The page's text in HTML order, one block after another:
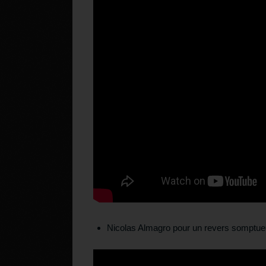
Nicolas Almagro pour un revers